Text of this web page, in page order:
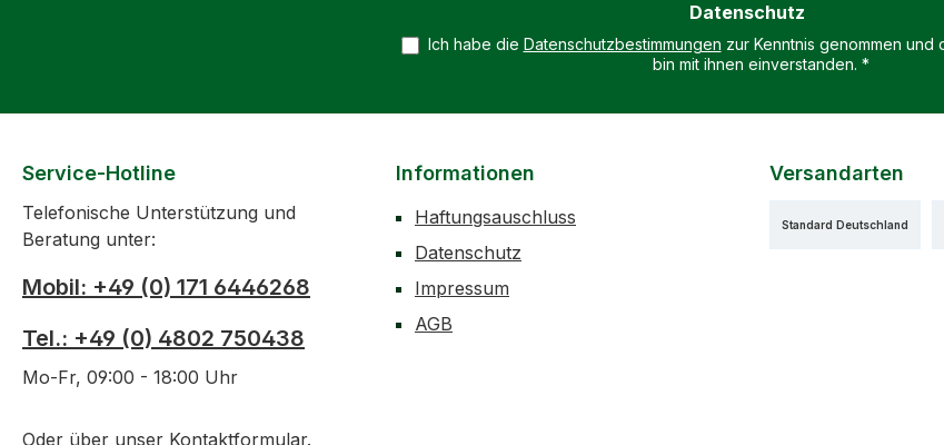
Datenschutz
Ich habe die Datenschutzbestimmungen zur Kenntnis genommen und
bin mit ihnen einverstanden. *
Service-Hotline
Telefonische Unterstützung und
Beratung unter:
Mobil: +49 (0) 171 6446268
Tel.: +49 (0) 4802 750438
Mo-Fr, 09:00 - 18:00 Uhr
Oder über unser Kontaktformular.
Informationen
Haftungsauschluss
Datenschutz
Impressum
AGB
Versandarten
Standard Deutschland